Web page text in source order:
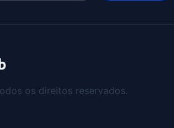
os direitos reservados.